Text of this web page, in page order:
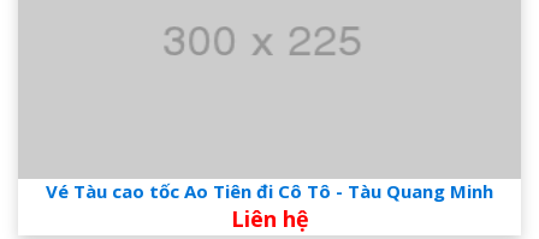
Vé Tàu cao tốc Ao Tiên đi Cô Tô - Tàu Quang Minh
Liên hệ